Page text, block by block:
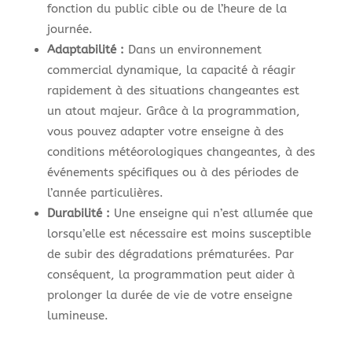
fonction du public cible ou de l’heure de la
journée.
Adaptabilité : Dans un environnement
commercial dynamique, la capacité à réagir
rapidement à des situations changeantes est
un atout majeur. Grâce à la programmation,
vous pouvez adapter votre enseigne à des
conditions météorologiques changeantes, à des
événements spécifiques ou à des périodes de
l’année particulières.
Durabilité : Une enseigne qui n’est allumée que
lorsqu’elle est nécessaire est moins susceptible
de subir des dégradations prématurées. Par
conséquent, la programmation peut aider à
prolonger la durée de vie de votre enseigne
lumineuse.